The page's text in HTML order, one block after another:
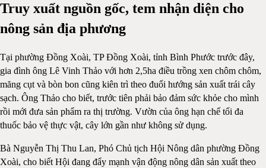
Truy xuất nguồn gốc, tem nhận diện cho
nông sản địa phương
Tại phường Đồng Xoài, TP Đồng Xoài, tỉnh Bình Phước trước đây,
gia đình ông Lê Vinh Thảo với hơn 2,5ha điều trồng xen chôm chôm,
măng cụt và bòn bon cũng kiên trì theo đuổi hướng sản xuất trái cây
sạch. Ông Thảo cho biết, trước tiên phải bảo đảm sức khỏe cho mình
rồi mới đưa sản phẩm ra thị trường. Vườn của ông hạn chế tối đa
thuốc bảo vệ thực vật, cây lớn gần như không sử dụng.
Bà Nguyễn Thị Thu Lan, Phó Chủ tịch Hội Nông dân phường Đồng
Xoài, cho biết Hội đang đẩy mạnh vận động nông dân sản xuất theo